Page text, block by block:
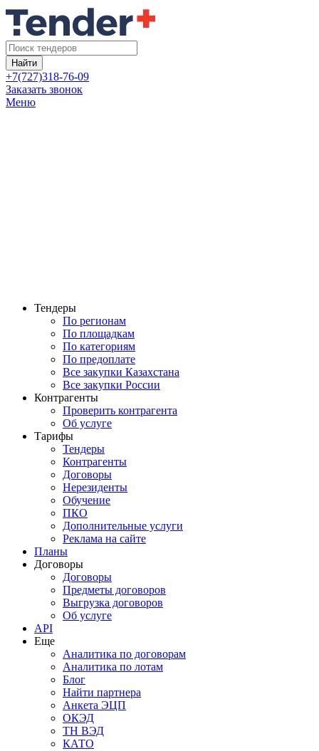
Найти
+7(727)318-76-09
Заказать звонок
Меню
Тендеры
По регионам
По площадкам
По категориям
По предоплате
Все закупки Казахстана
Все закупки России
Контрагенты
Проверить контрагента
Об услуге
Тарифы
Тендеры
Контрагенты
Договоры
Нерезиденты
Обучение
ПКО
Дополнительные услуги
Реклама на сайте
Планы
Договоры
Договоры
Предметы договоров
Выгрузка договоров
Об услуге
API
Еще
Аналитика по договорам
Аналитика по лотам
Блог
Найти партнера
Анкета ЭЦП
ОКЭД
ТН ВЭД
КАТО